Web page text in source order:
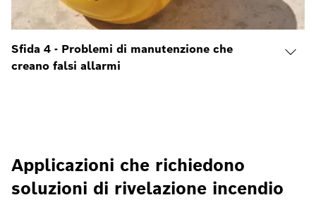
Sfida 4 - Problemi di manutenzione che
creano falsi allarmi
Applicazioni che richiedono
soluzioni di rivelazione incendio